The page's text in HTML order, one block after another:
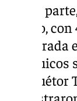
Por su
liguero,
temporada
y el